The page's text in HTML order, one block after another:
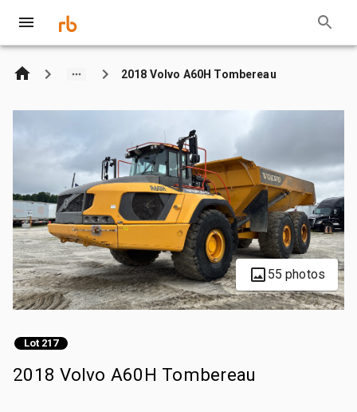
2018 Volvo A60H Tombereau
55 photos
Lot 217
2018 Volvo A60H Tombereau